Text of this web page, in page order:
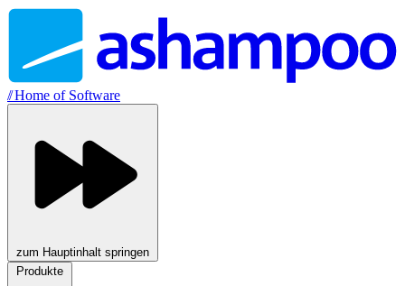
//Home of Software
zum Hauptinhalt springen
Produkte